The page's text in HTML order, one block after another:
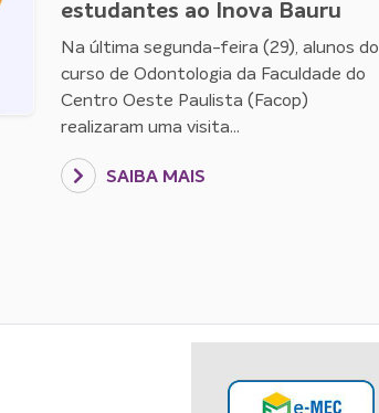
estudantes ao Inova Bauru
Na última segunda-feira (29), alunos do
curso de Odontologia da Faculdade do
Centro Oeste Paulista (Facop)
realizaram uma visita...
SAIBA MAIS